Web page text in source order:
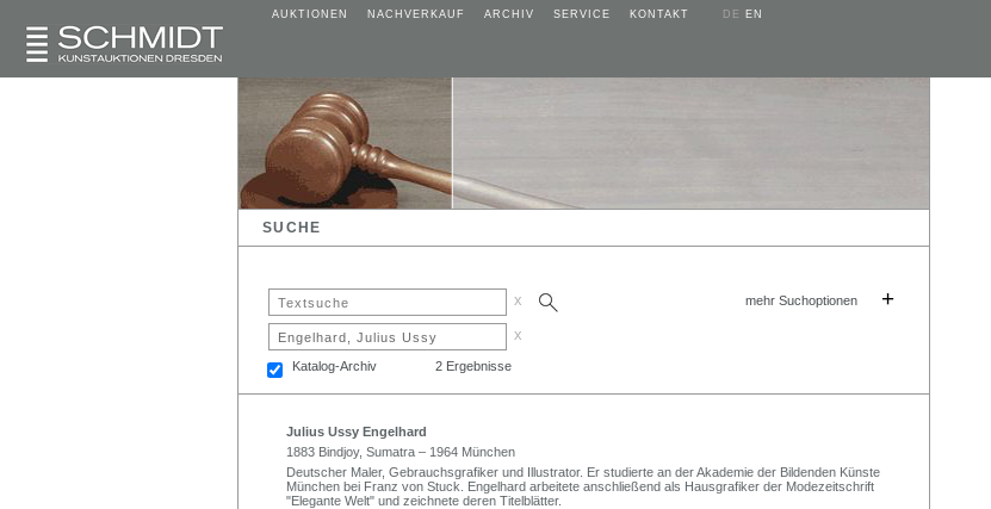
AUKTIONEN NACHVERKAUF ARCHIV SERVICE KONTAKT DE EN
SUCHE
x mehr Suchoptionen +
x
Katalog-Archiv 2 Ergebnisse
Julius Ussy Engelhard
1883 Bindjoy, Sumatra – 1964 München
Deutscher Maler, Gebrauchsgrafiker und Illustrator. Er studierte an der Akademie der Bildenden Künste
München bei Franz von Stuck. Engelhard arbeitete anschließend als Hausgrafiker der Modezeitschrift
"Elegante Welt" und zeichnete deren Titelblätter.